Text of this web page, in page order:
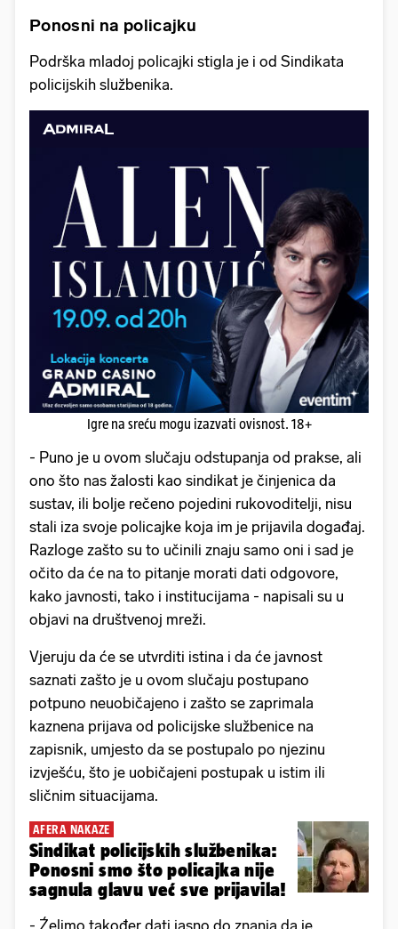
Ponosni na policajku
Podrška mladoj policajki stigla je i od Sindikata
policijskih službenika.
Igre na sreću mogu izazvati ovisnost. 18+
- Puno je u ovom slučaju odstupanja od prakse, ali
ono što nas žalosti kao sindikat je činjenica da
sustav, ili bolje rečeno pojedini rukovoditelji, nisu
stali iza svoje policajke koja im je prijavila događaj.
Razloge zašto su to učinili znaju samo oni i sad je
očito da će na to pitanje morati dati odgovore,
kako javnosti, tako i institucijama - napisali su u
objavi na društvenoj mreži.
Vjeruju da će se utvrditi istina i da će javnost
saznati zašto je u ovom slučaju postupano
potpuno neuobičajeno i zašto se zaprimala
kaznena prijava od policijske službenice na
zapisnik, umjesto da se postupalo po njezinu
izvješću, što je uobičajeni postupak u istim ili
sličnim situacijama.
AFERA NAKAZE
Sindikat policijskih službenika:
Ponosni smo što policajka nije
sagnula glavu već sve prijavila!